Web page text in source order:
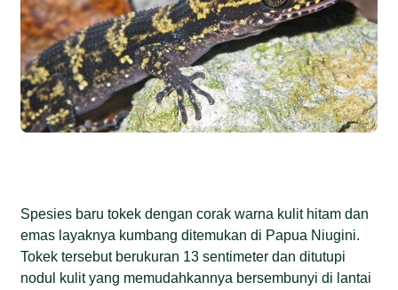
Spesies baru tokek dengan corak warna kulit hitam dan
emas layaknya kumbang ditemukan di Papua Niugini.
Tokek tersebut berukuran 13 sentimeter dan ditutupi
nodul kulit yang memudahkannya bersembunyi di lantai